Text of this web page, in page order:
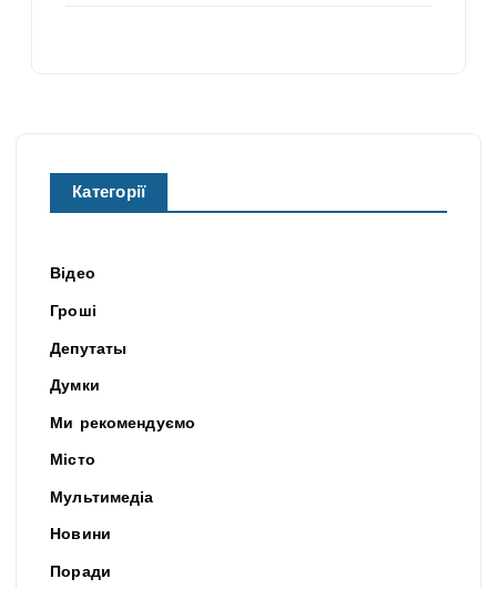
Категорії
Відео
Гроші
Депутаты
Думки
Ми рекомендуємо
Місто
Мультимедіа
Новини
Поради